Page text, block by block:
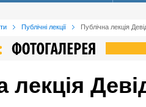
Публічні лекції Публічна лекція
лекція